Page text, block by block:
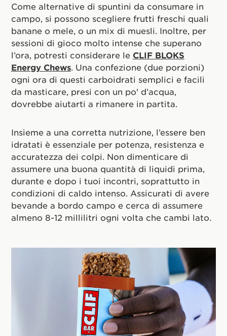
Come alternative di spuntini da consumare in
campo, si possono scegliere frutti freschi quali
banane o mele, o un mix di muesli. Inoltre, per
sessioni di gioco molto intense che superano
l’ora, potresti considerare le CLIF BLOKS
Energy Chews. Una confezione (due porzioni)
ogni ora di questi carboidrati semplici e facili
da masticare, presi con un po' d’acqua,
dovrebbe aiutarti a rimanere in partita.
Insieme a una corretta nutrizione, l’essere ben
idratati è essenziale per potenza, resistenza e
accuratezza dei colpi. Non dimenticare di
assumere una buona quantità di liquidi prima,
durante e dopo i tuoi incontri, soprattutto in
condizioni di caldo intenso. Assicurati di avere
bevande a bordo campo e cerca di assumere
almeno 8-12 millilitri ogni volta che cambi lato.